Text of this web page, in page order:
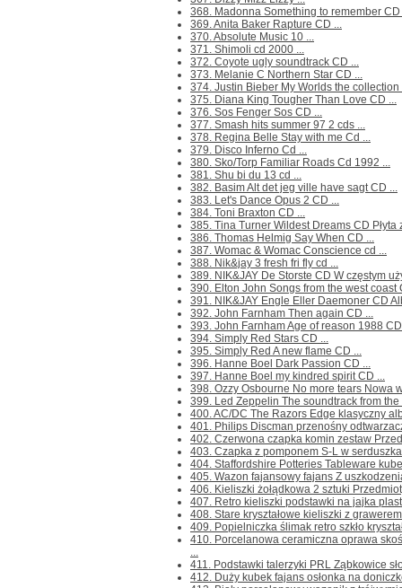
368. Madonna Something to remember CD
369. Anita Baker Rapture CD ...
370. Absolute Music 10 ...
371. Shimoli cd 2000 ...
372. Coyote ugly soundtrack CD ...
373. Melanie C Northern Star CD ...
374. Justin Bieber My Worlds the collection
375. Diana King Tougher Than Love CD ...
376. Sos Fenger Sos CD ...
377. Smash hits summer 97 2 cds ...
378. Regina Belle Stay with me Cd ...
379. Disco Inferno Cd ...
380. Sko/Torp Familiar Roads Cd 1992 ...
381. Shu bi du 13 cd ...
382. Basim Alt det jeg ville have sagt CD ...
383. Let's Dance Opus 2 CD ...
384. Toni Braxton CD ...
385. Tina Turner Wildest Dreams CD Płyta
386. Thomas Helmig Say When CD ...
387. Womac & Womac Conscience cd ...
388. Nik&jay 3 fresh fri fly cd ...
389. NIK&JAY De Storste CD W częstym
390. Elton John Songs from the west coast
391. NIK&JAY Engle Eller Daemoner CD
392. John Farnham Then again CD ...
393. John Farnham Age of reason 1988
394. Simply Red Stars CD ...
395. Simply Red A new flame CD ...
396. Hanne Boel Dark Passion CD ...
397. Hanne Boel my kindred spirit CD ...
398. Ozzy Osbourne No more tears Nowa
399. Led Zeppelin The soundtrack from
400. AC/DC The Razors Edge klasyczny
401. Philips Discman przenośny
402. Czerwona czapka komin zestaw
403. Czapka z pomponem S-L w
404. Staffordshire Potteries Tableware
405. Wazon fajansowy fajans Z
406. Kieliszki żołądkowa 2 sztuki
407. Retro kieliszki podstawki na jajka
408. Stare kryształowe kieliszki z
409. Popielniczka ślimak retro szkło
410. Porcelanowa ceramiczna oprawa
...
411. Podstawki talerzyki PRL Ząbkowice
412. Duży kubek fajans osłonka na